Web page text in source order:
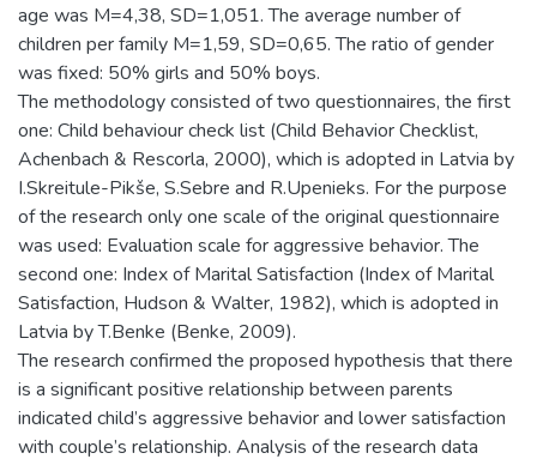
age was M=4,38, SD=1,051. The average number of
children per family M=1,59, SD=0,65. The ratio of gender
was fixed: 50% girls and 50% boys.
The methodology consisted of two questionnaires, the first
one: Child behaviour check list (Child Behavior Checklist,
Achenbach & Rescorla, 2000), which is adopted in Latvia by
I.Skreitule-Pikše, S.Sebre and R.Upenieks. For the purpose
of the research only one scale of the original questionnaire
was used: Evaluation scale for aggressive behavior. The
second one: Index of Marital Satisfaction (Index of Marital
Satisfaction, Hudson & Walter, 1982), which is adopted in
Latvia by T.Benke (Benke, 2009).
The research confirmed the proposed hypothesis that there
is a significant positive relationship between parents
indicated child’s aggressive behavior and lower satisfaction
with couple’s relationship. Analysis of the research data